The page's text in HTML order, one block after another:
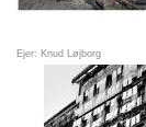
Ejer: Knud Løjborg